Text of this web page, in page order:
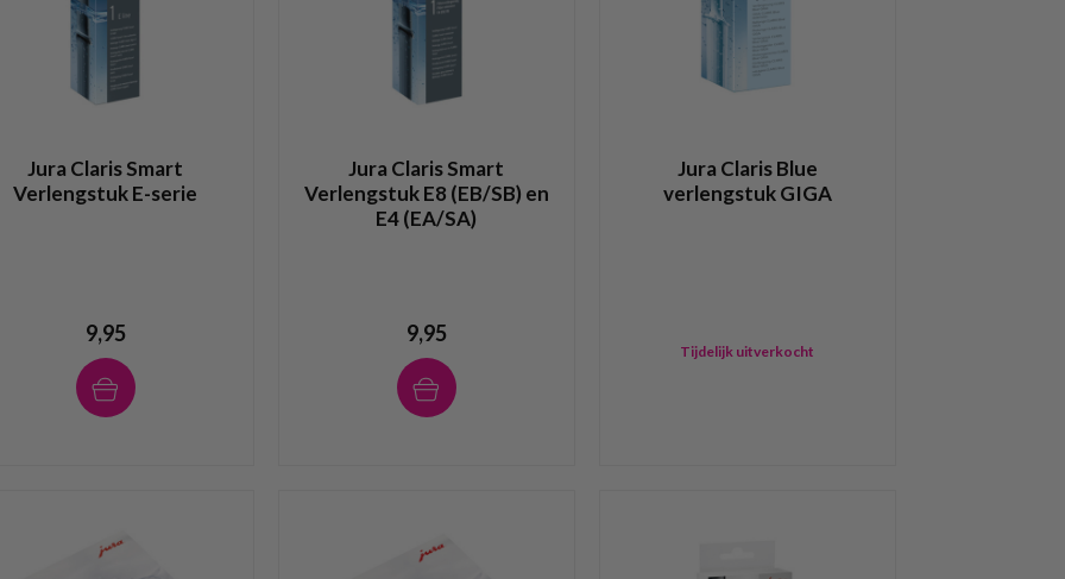
Jura Claris Smart
Verlengstuk E-serie
9,95
Jura Claris Smart
Verlengstuk E8 (EB/SB) en
E4 (EA/SA)
9,95
Jura Claris Blue
verlengstuk GIGA
Tijdelijk uitverkocht